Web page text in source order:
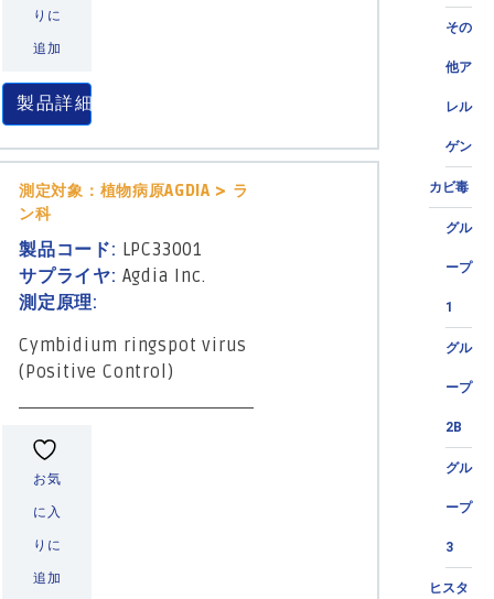
その
他ア
レル
ゲン
カビ毒
グル
ープ
1
グル
ープ
2B
グル
ープ
3
ヒスタ
りに
追加
製品詳細
測定対象：植物病原AGDIA > ラ
ン科
製品コード: LPC33001
サプライヤ: Agdia Inc.
測定原理:
Cymbidium ringspot virus
(Positive Control)
お気
に入
りに
追加